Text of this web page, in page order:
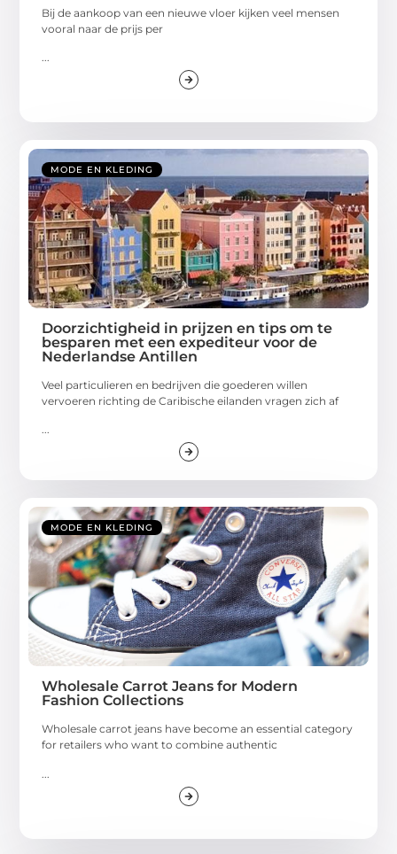
Bij de aankoop van een nieuwe vloer kijken veel mensen
vooral naar de prijs per
MODE EN KLEDING
Doorzichtigheid in prijzen en tips om te
besparen met een expediteur voor de
Nederlandse Antillen
Veel particulieren en bedrijven die goederen willen
vervoeren richting de Caribische eilanden vragen zich af
...
MODE EN KLEDING
Wholesale Carrot Jeans for Modern
Fashion Collections
Wholesale carrot jeans have become an essential category
for retailers who want to combine authentic